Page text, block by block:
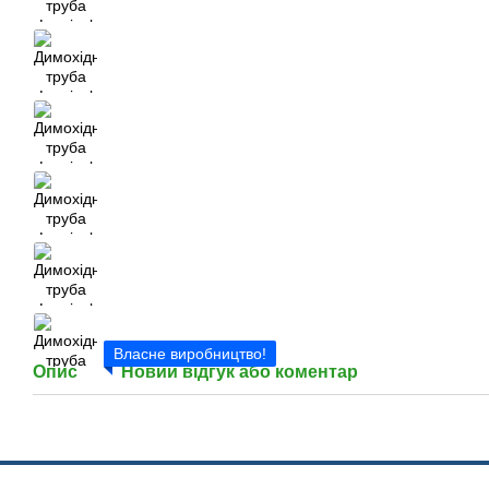
Власне виробництво!
Опис Новий відгук або коментар